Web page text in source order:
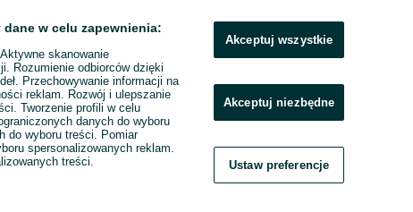
dane w celu zapewnienia:
skanowanie
Rozumienie odbiorców dzięki
Przechowywanie informacji na
reklam. Rozwój i ulepszanie
Tworzenie profili w celu
danych do wyboru
do wyboru treści. Pomiar
spersonalizowanych reklam.
treści.
Akceptuj wszystkie
Akceptuj niezbędne
Ustaw preferencje